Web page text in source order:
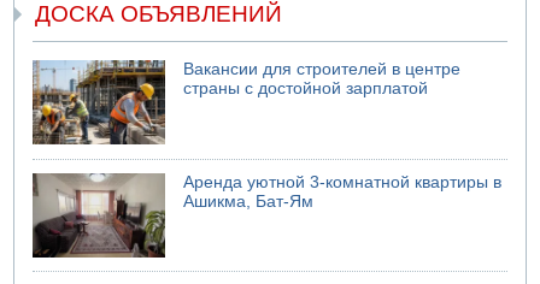
ДОСКА ОБЪЯВЛЕНИЙ
Вакансии для строителей в центре
страны с достойной зарплатой
Аренда уютной 3-комнатной квартиры в
Ашикма, Бат-Ям